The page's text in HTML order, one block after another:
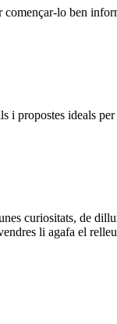
començar-lo ben
i propostes ideals
curiositats, de
li agafa el